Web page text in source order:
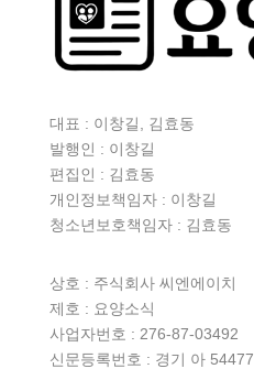
대표 : 이창길, 김효동
발행인 : 이창길
편집인 : 김효동
개인정보책임자 : 이창길
청소년보호책임자 : 김효동
상호 : 주식회사 씨엔에이치
제호 : 요양소식
사업자번호 : 276-87-03492
신문등록번호 : 경기 아 54477